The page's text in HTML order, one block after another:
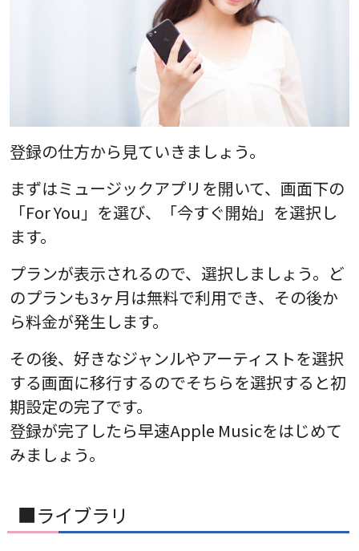
登録の仕方から見ていきましょう。
まずはミュージックアプリを開いて、画面下の
「For You」を選び、「今すぐ開始」を選択し
ます。
プランが表示されるので、選択しましょう。ど
のプランも3ヶ月は無料で利用でき、その後か
ら料金が発生します。
その後、好きなジャンルやアーティストを選択
する画面に移行するのでそちらを選択すると初
期設定の完了です。
登録が完了したら早速Apple Musicをはじめて
みましょう。
■ライブラリ